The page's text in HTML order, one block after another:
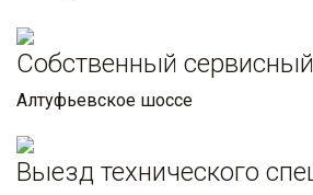
Собственный
Алтуфьевское шоссе
Выезд технического